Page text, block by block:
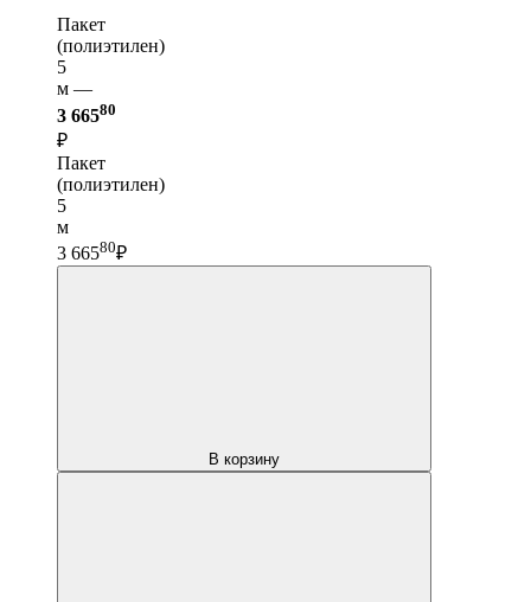
Пакет
(полиэтилен)
5
м —
3 66580
₽
Пакет
(полиэтилен)
5
м
3 66580₽
В корзину